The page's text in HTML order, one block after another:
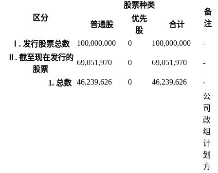
区分
股票种类
备
注
普通股
优先
股
合计
Ⅰ. 发行股票总数 100,000,000 0 100,000,000
-
Ⅱ. 截至现在发行的
股票
69,051,970 0 69,051,970 -
1. 总数 46,239,626 0 46,239,626 -
公
司
改
组
计
划
方